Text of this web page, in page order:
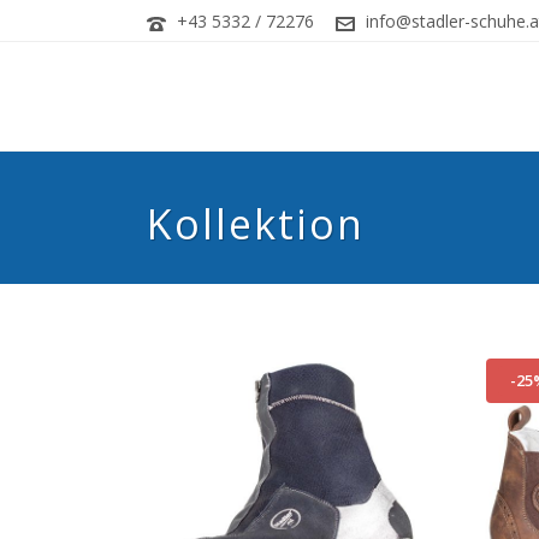
+43 5332 / 72276 info@stadler-
Kollektion
-